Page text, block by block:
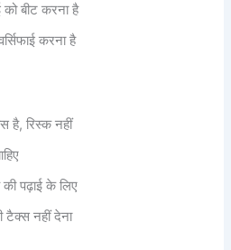
को बीट करना है
करना है
है, रिस्क नहीं
पढ़ाई के लिए
टैक्स नहीं देना